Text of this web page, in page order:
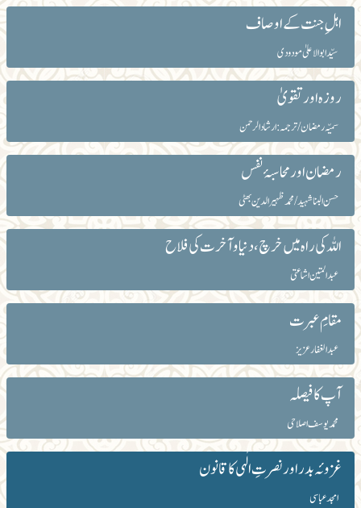
اہلِ جنت کے اوصاف
سیّد ابوالاعلیٰ مودودی
روزہ اور تقویٰ
سمیّہ رمضان/ترجمہ: ارشاد الرحمن
رمضان اور محاسبۂ نفس
حسن البنا شہید /محمد ظہیرالدین بھٹی
اللہ کی راہ میں خرچ ،دنیا و آخرت کی فلاح
عبدالمتین اشاعتی
مقامِ عبرت
عبد الغفار عزیز
آپ کا فیصلہ
محمد یوسف اصلاحی
غزوئہ بدر اور نصرتِ الٰہی کا قانون
امجد عباسی